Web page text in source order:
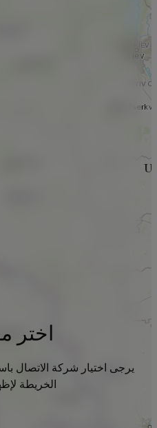
اختر
يرجى اختيار شركة الاتصال
الخريطة